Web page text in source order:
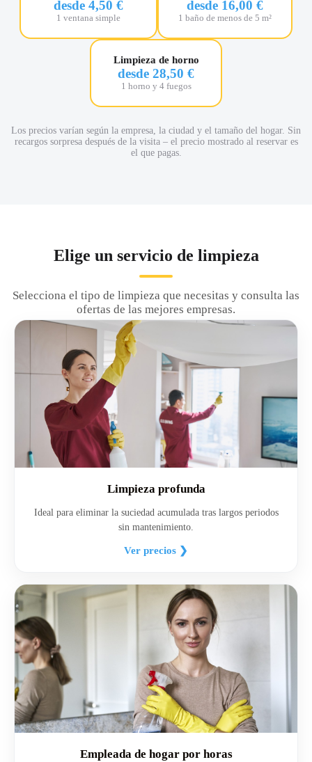
desde 4,50 €
1 ventana simple
desde 16,00 €
1 baño de menos de 5 m²
Limpieza de horno
desde 28,50 €
1 horno y 4 fuegos
Los precios varían según la empresa, la ciudad y el tamaño del hogar. Sin
recargos sorpresa después de la visita – el precio mostrado al reservar es
el que pagas.
Elige un servicio de limpieza
Selecciona el tipo de limpieza que necesitas y consulta las
ofertas de las mejores empresas.
Limpieza profunda
Ideal para eliminar la suciedad acumulada tras largos periodos
sin mantenimiento.
Ver precios ❯
Empleada de hogar por horas